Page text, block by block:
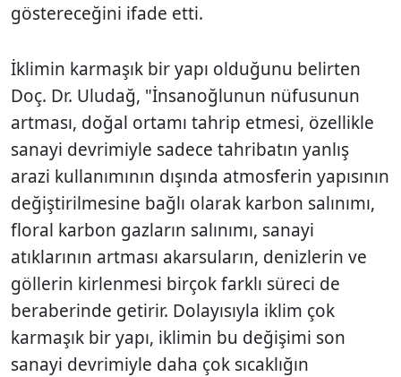
göstereceğini ifade etti.
İklimin karmaşık bir yapı olduğunu belirten
Doç. Dr. Uludağ, "İnsanoğlunun nüfusunun
artması, doğal ortamı tahrip etmesi, özellikle
sanayi devrimiyle sadece tahribatın yanlış
arazi kullanımının dışında atmosferin yapısının
değiştirilmesine bağlı olarak karbon salınımı,
floral karbon gazların salınımı, sanayi
atıklarının artması akarsuların, denizlerin ve
göllerin kirlenmesi birçok farklı süreci de
beraberinde getirir. Dolayısıyla iklim çok
karmaşık bir yapı, iklimin bu değişimi son
sanayi devrimiyle daha çok sıcaklığın